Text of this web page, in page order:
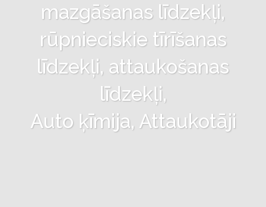
mazgāšanas līdzekļi,
rūpnieciskie tīrīšanas
līdzekļi, attaukošanas
līdzekļi,
Auto ķīmija, Attaukotāji